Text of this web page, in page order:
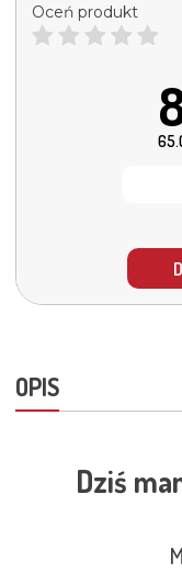
Oceń produkt
OPIS
Dziś